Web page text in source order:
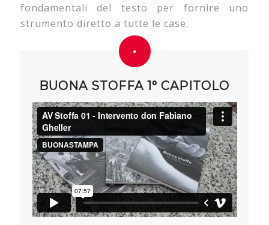
fondamentali del testo per fornire uno
strumento diretto a tutte le case.
BUONA STOFFA 1° CAPITOLO